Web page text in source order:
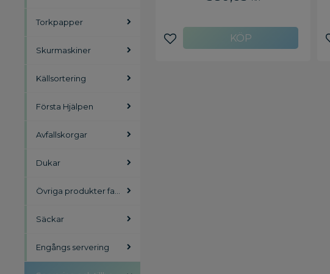
timmar., Fatet klarar inte
54 x 3 cm - Temperatur: -20 grader
till +40 grader - Tål ej ugn eller
mikrovågsugn - Färg: Svart -
Lägg till i favoriter
Torkpapper
Skurmaskiner
Källsortering
Första Hjälpen
Avfallskorgar
Dukar
Övriga produkter facility
Säckar
Engångs servering